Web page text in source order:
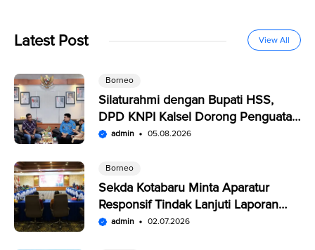
Latest Post View All
Borneo
Silaturahmi dengan Bupati HSS,
DPD KNPI Kalsel Dorong Penguatan
SDM Pemuda
admin 05.08.2026
Borneo
Sekda Kotabaru Minta Aparatur
Responsif Tindak Lanjuti Laporan
Warga di SP4N-LAPOR
admin 02.07.2026